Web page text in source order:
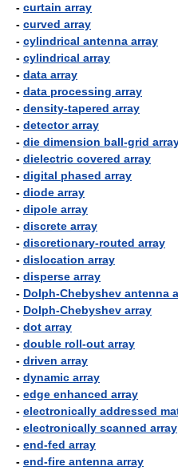
- curtain array
- curved array
- cylindrical antenna array
- cylindrical array
- data array
- data processing array
- density-tapered array
- detector array
- die dimension ball-grid
- dielectric covered array
- digital phased array
- diode array
- dipole array
- discrete array
- discretionary-routed array
- dislocation array
- disperse array
- Dolph-Chebyshev antenna
- Dolph-Chebyshev array
- dot array
- double roll-out array
- driven array
- dynamic array
- edge enhanced array
- electronically addressed
- electronically scanned array
- end-fed array
- end-fire antenna array